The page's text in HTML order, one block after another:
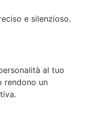
e silenzioso.
al tuo
rendono un